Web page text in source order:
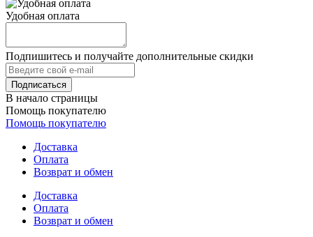
Удобная оплата
Подпишитесь и получайте дополнительные скидки
В начало страницы
Помощь покупателю
Помощь покупателю
Доставка
Оплата
Возврат и обмен
Доставка
Оплата
Возврат и обмен